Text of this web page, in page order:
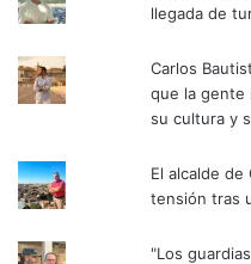
llegada de
Carlos
que la gente
su cultura y
El alcalde
tensión tras
"Los